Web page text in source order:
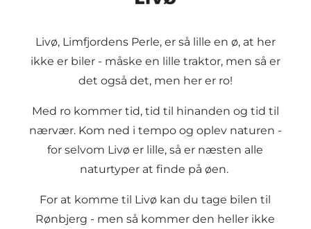
Livø, Limfjordens Perle, er så lille en ø, at her
ikke er biler - måske en lille traktor, men så er
det også det, men her er ro!
Med ro kommer tid, tid til hinanden og tid til
nærvær. Kom ned i tempo og oplev naturen -
for selvom Livø er lille, så er næsten alle
naturtyper at finde på øen.
For at komme til Livø kan du tage bilen til
Rønbjerg - men så kommer den heller ikke